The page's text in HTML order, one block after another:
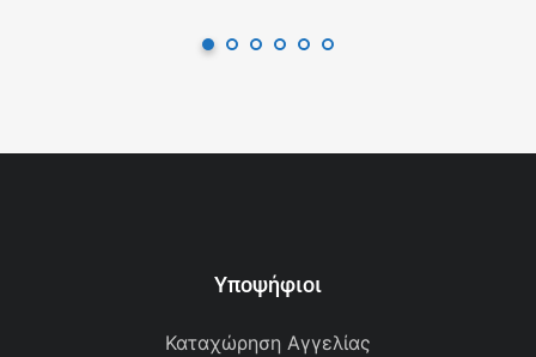
Υποψήφιοι
Καταχώρηση Αγγελίας